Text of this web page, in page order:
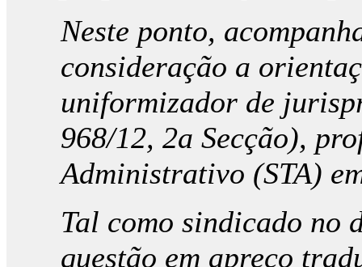
Neste ponto,
consideração a
uniformizador de
968/12, 2a Secção),
Administrativo (STA)
Tal como sindicado no
questão em apreço